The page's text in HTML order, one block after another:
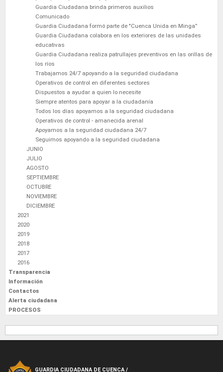
Guardia Ciudadana brinda primeros auxilios
Comunicado
Guardia Ciudadana formó parte de "Cuenca Unida en Minga”
Guardia Ciudadana colabora en los exteriores de las unidades
educativas
Guardia Ciudadana realiza patrullajes preventivos en las orillas de
los ríos
Trabajamos 24/7 apoyando a la seguridad ciudadana
Operativos de control en diferentes sectores
Dispuestos a ayudar a quien lo necesite
Siempre atentos para apoyar a la ciudadanía
Todos los días apoyamos a la seguridad ciudadana
Operativos de control - amanecida arenal
Apoyamos a la seguridad ciudadana 24/7
Seguimos apoyando a la seguridad ciudadana
JUNIO
JULIO
AGOSTO
SEPTIEMBRE
OCTUBRE
NOVIEMBRE
DICIEMBRE
2021
2020
2019
2018
2017
2016
Transparencia
Información
Contactos
Alerta ciudadana
PROCESOS
GUARDIA CIUDADANA DE CUENCA /